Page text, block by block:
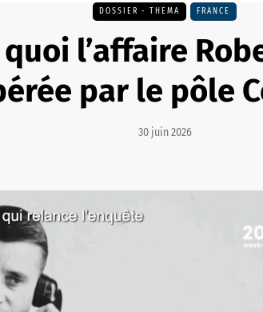
DOSSIER - THEMA FRANCE
quoi l’affaire
par le pôle
30 juin 2026